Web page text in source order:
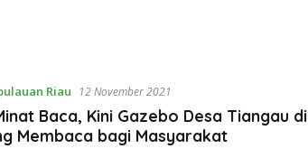
Riau 12 November 2021
Baca, Kini Gazebo Desa Tiangau di
Membaca bagi Masyarakat